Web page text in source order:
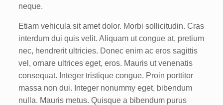
neque.
Etiam vehicula sit amet dolor. Morbi sollicitudin. Cras
interdum dui quis velit. Aliquam ut congue at, pretium
nec, hendrerit ultricies. Donec enim ac eros sagittis
vel, ornare ultrices eget, eros. Mauris ut venenatis
consequat. Integer tristique congue. Proin porttitor
massa non dui. Integer nonummy eget, bibendum
nulla. Mauris metus. Quisque a bibendum purus